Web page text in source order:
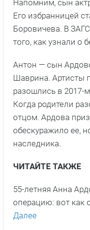
Напомним, сын
Его избранницей
Боровичева. В
того, как узнали о
Антон — сын
Шаврина. Артисты
разошлись в 2017-
Когда родители
отцом. Ардова
обескуражило ее,
наследника.
ЧИТАЙТЕ ТАКЖЕ
55-летняя Анна
операцию: вот как
Далее